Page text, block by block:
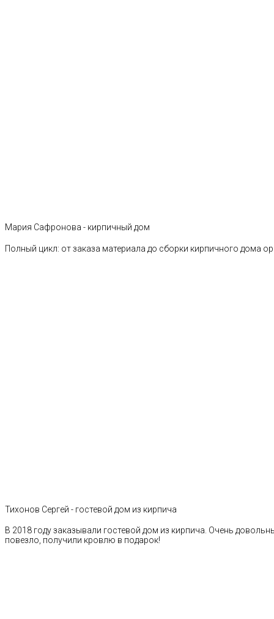
Мария Сафронова - кирпичный дом
Полный цикл: от заказа материала до сборки кирпичного дома
Тихонов Сергей - гостевой дом из кирпича
В 2018 году заказывали гостевой дом из кирпича. Очень
повезло, получили кровлю в подарок!